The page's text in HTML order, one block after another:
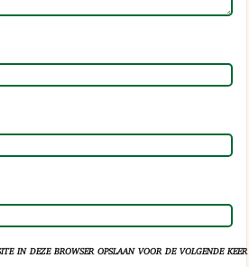
in deze browser opslaan voor de volgende